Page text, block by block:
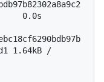
0.0s
1.64kB /